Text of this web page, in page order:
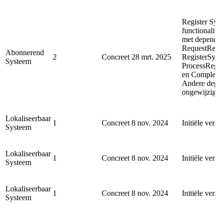
Abonnerend
Systeem
2 Concreet 28 mrt. 2025
Register
met
en
Andere
Lokaliseerbaar
Systeem
1 Concreet 8 nov. 2024 Initiële
Lokaliseerbaar
Systeem
1 Concreet 8 nov. 2024 Initiële
Lokaliseerbaar
Systeem
1 Concreet 8 nov. 2024 Initiële